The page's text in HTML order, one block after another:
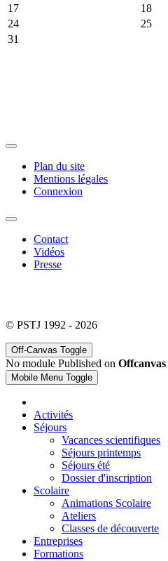
17
18
24
25
31
Plan du site
Mentions légales
Connexion
Contact
Vidéos
Presse
© PSTJ 1992 - 2026
Off-Canvas Toggle
No module Published on Offcanvas
Mobile Menu Toggle
Activités
Séjours
Vacances scientifiques
Séjours printemps
Séjours été
Dossier d'inscription
Scolaire
Animations Scolaire
Ateliers
Classes de découverte
Entreprises
Formations